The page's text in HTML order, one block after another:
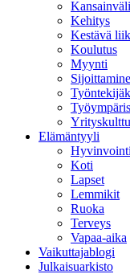
Kehitys
Kestävä
Koulutus
Myynti
Elämäntyyli
Hyvinvointi
Koti
Lapset
Lemmikit
Ruoka
Terveys
Vapaa-aika
Vaikuttajablogi
Julkaisuarkisto